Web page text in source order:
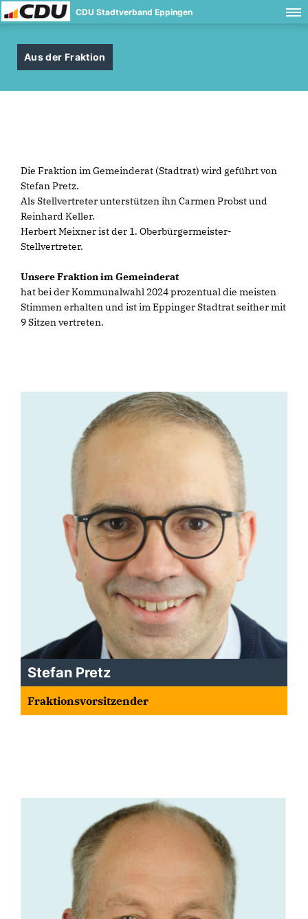
CDU Stadtverband Eppingen
Aus der Fraktion
Die Fraktion im Gemeinderat (Stadtrat) wird geführt von
Stefan Pretz.
Als Stellvertreter unterstützen ihn Carmen Probst und
Reinhard Keller.
Herbert Meixner ist der 1. Oberbürgermeister-
Stellvertreter.
Unsere Fraktion im Gemeinderat
hat bei der Kommunalwahl 2024 prozentual die meisten
Stimmen erhalten und ist im Eppinger Stadtrat seither mit
9 Sitzen vertreten.
Stefan Pretz
Fraktionsvorsitzender